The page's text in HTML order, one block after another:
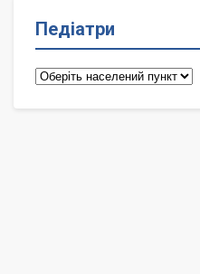
Педіатри
Педіатри